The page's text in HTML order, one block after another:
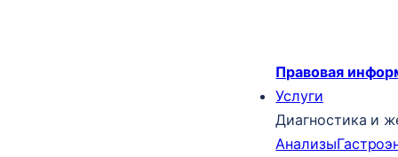
Правовая
Услуги
Диагностика и
Анализы